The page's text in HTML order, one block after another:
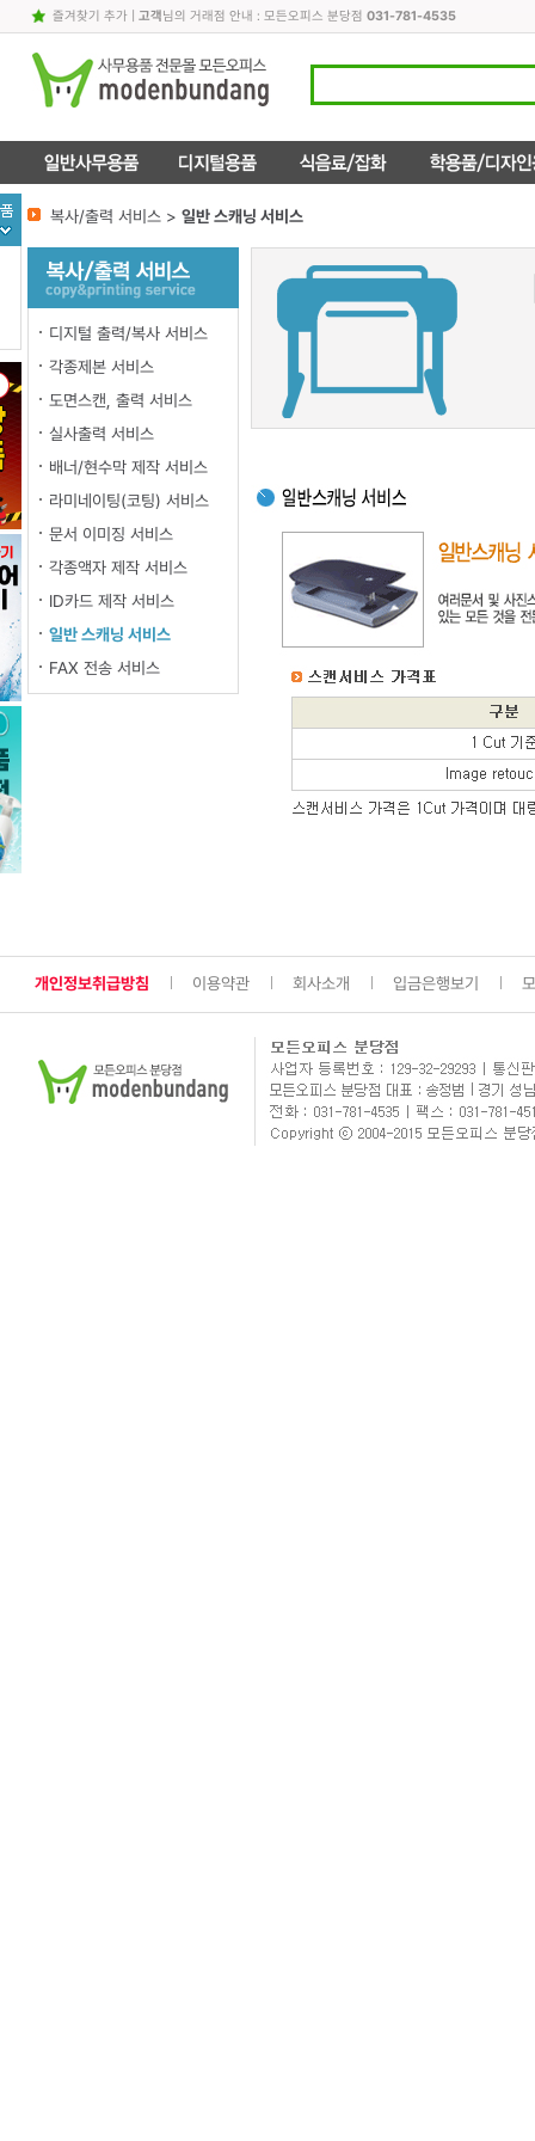
즐겨찾기 추가| 고객님의 거래점 안내 : 모든오피스 분당점 031-781-4535
복사/출력 서비스 > 일반 스캐닝 서비스
디지털 출력/복사 서비스
각종제본 서비스
도면스캔, 출력 서비스
실사출력 서비스
배너/현수막 제작 서비스
라미네이팅(코팅) 서비스
문서 이미징 서비스
각종액자 제작 서비스
ID카드 제작 서비스
일반 스캐닝 서비스
FAX 전송 서비스
개인정보취급방침 이용약관 회사소개 입금은행보기